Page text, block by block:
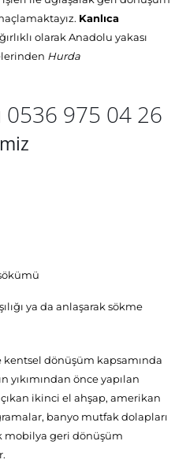
Kanlıca
olarak Anadolu yakası
Hurda
0536 975 04 26
ya da anlaşarak sökme
kentsel dönüşüm kapsamında
yıkımından önce yapılan
ikinci el ahşap, amerikan
banyo mutfak dolapları
mobilya geri dönüşüm